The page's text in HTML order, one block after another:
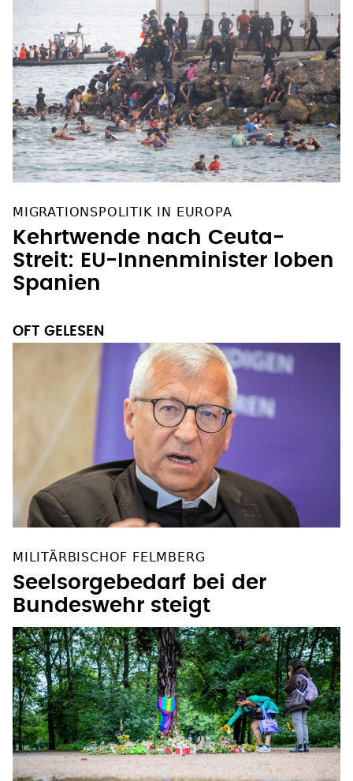
MIGRATIONSPOLITIK IN EUROPA
Kehrtwende nach Ceuta-
Streit: EU-Innenminister loben
Spanien
OFT GELESEN
MILITÄRBISCHOF FELMBERG
Seelsorgebedarf bei der
Bundeswehr steigt